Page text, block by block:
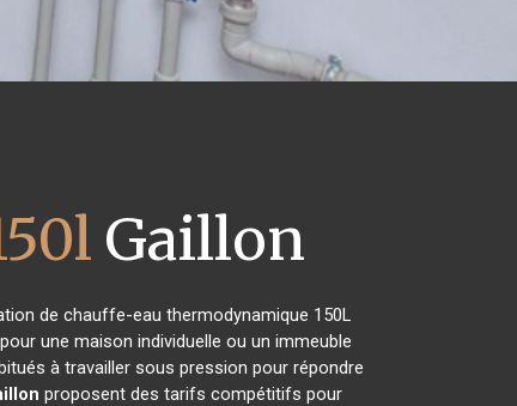
Gaillon
de chauffe-eau thermodynamique 150L
une maison individuelle ou un immeuble
à travailler sous pression pour répondre
proposent des tarifs compétitifs pour